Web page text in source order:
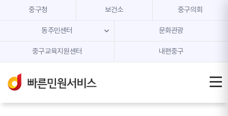
본문 내용 바로가기
주메뉴 바로가기
중구청 보건소 중구의회
동주민센터 문화관광
중구교육지원센터 내편중구